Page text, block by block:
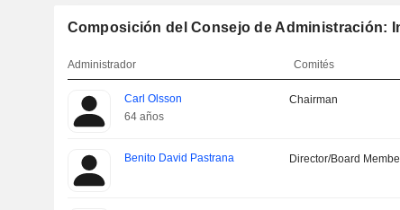
Composición del Consejo de Administración:
Administrador Comités
Carl Olsson
64 años
Chairman
Benito David Pastrana Director/Board